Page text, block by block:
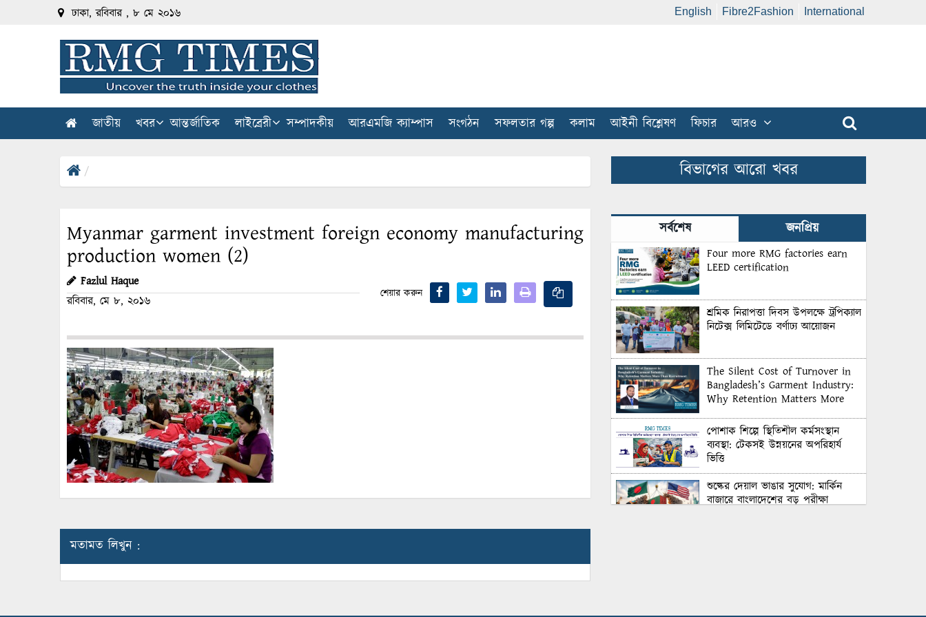
ঢাকা, রবিবার , ৮ মে ২০১৬ English Fibre2Fashion International
জাতীয় খবর আন্তর্জাতিক লাইব্রেরী সম্পাদকীয় আরএমজি ক্যাম্পাস সংগঠন সফলতার গল্প কলাম আইনী বিশ্লেষণ ফিচার আরও
Myanmar garment investment foreign economy manufacturing
production women (2)
Fazlul Haque
রবিবার, মে ৮, ২০১৬
শেয়ার করুন
মতামত লিখুন :
বিভাগের আরো খবর
সর্বশেষ জনপ্রিয়
Four more RMG factories earn
LEED certification
শ্রমিক নিরাপত্তা দিবস উপলক্ষে ট্রপিক্যাল
নিটেক্স লিমিটেডে বর্ণাঢ্য আয়োজন
The Silent Cost of Turnover in
Bangladesh’s Garment Industry:
Why Retention Matters More
পোশাক শিল্পে স্থিতিশীল কর্মসংস্থান
ব্যবস্থা: টেকসই উন্নয়নের অপরিহার্য
ভিত্তি
শুল্কের দেয়াল ভাঙার সুযোগ: মার্কিন
বাজারে বাংলাদেশের বড় পরীক্ষা
Control Union Bangladesh Hosts